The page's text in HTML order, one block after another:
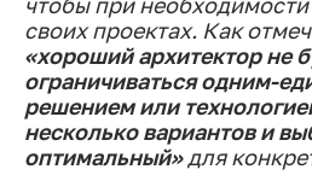
своих проектах. Как
«хороший архитектор не
ограничиваться одним-
решением или
несколько вариантов и
оптимальный»для